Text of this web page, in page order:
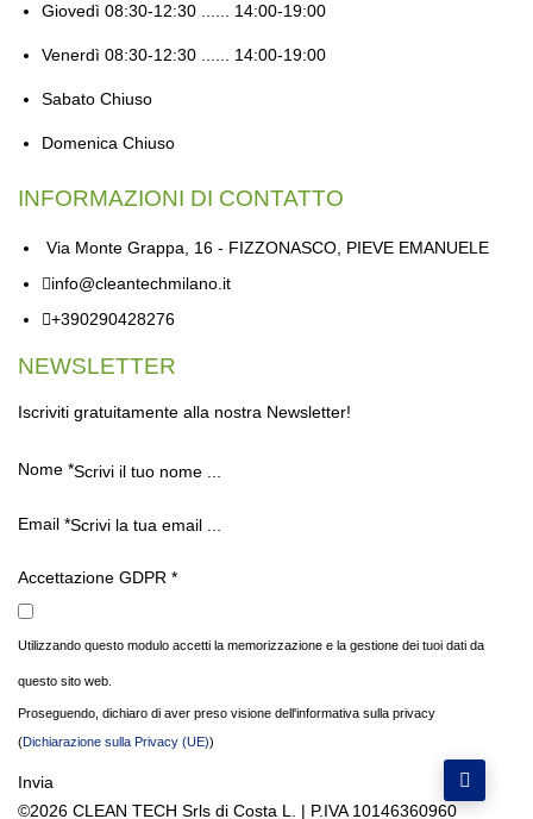
Giovedì 08:30-12:30 ...... 14:00-19:00
Venerdì 08:30-12:30 ...... 14:00-19:00
Sabato Chiuso
Domenica Chiuso
INFORMAZIONI DI CONTATTO
Via Monte Grappa, 16 - FIZZONASCO, PIEVE EMANUELE
info@cleantechmilano.it
+390290428276
NEWSLETTER
Iscriviti gratuitamente alla nostra Newsletter!
Nome *
Email *
Accettazione GDPR *
Utilizzando questo modulo accetti la memorizzazione e la gestione dei tuoi dati da
questo sito web.
Proseguendo, dichiaro di aver preso visione dell'informativa sulla privacy
(Dichiarazione sulla Privacy (UE))
Invia
©2026 CLEAN TECH Srls di Costa L. | P.IVA 10146360960